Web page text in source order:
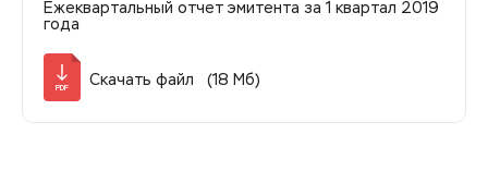
Ежеквартальный отчет эмитента за 1 квартал 2019
года
PDF
Скачать файл (18 Мб)